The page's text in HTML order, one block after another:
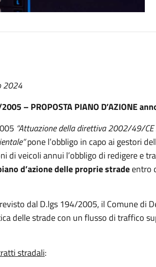
2024
– PROPOSTA PIANO D’AZIONE
“Attuazione della direttiva 2002/49/
pone l’obbligo in capo ai gestori
di veicoli annui l’obbligo di redigere e
d’azione delle proprie stradeentro
dal D.lgs 194/2005, il Comune di
delle strade con un flusso di traffico
stradali: